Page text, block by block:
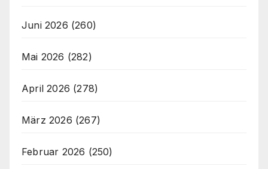
Juni 2026 (260)
Mai 2026 (282)
April 2026 (278)
März 2026 (267)
Februar 2026 (250)